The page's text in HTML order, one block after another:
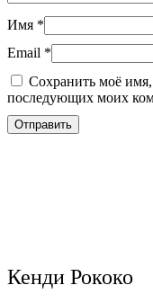
Имя *
Email *
Сохранить моё имя,
последующих моих
Кенди Рококо